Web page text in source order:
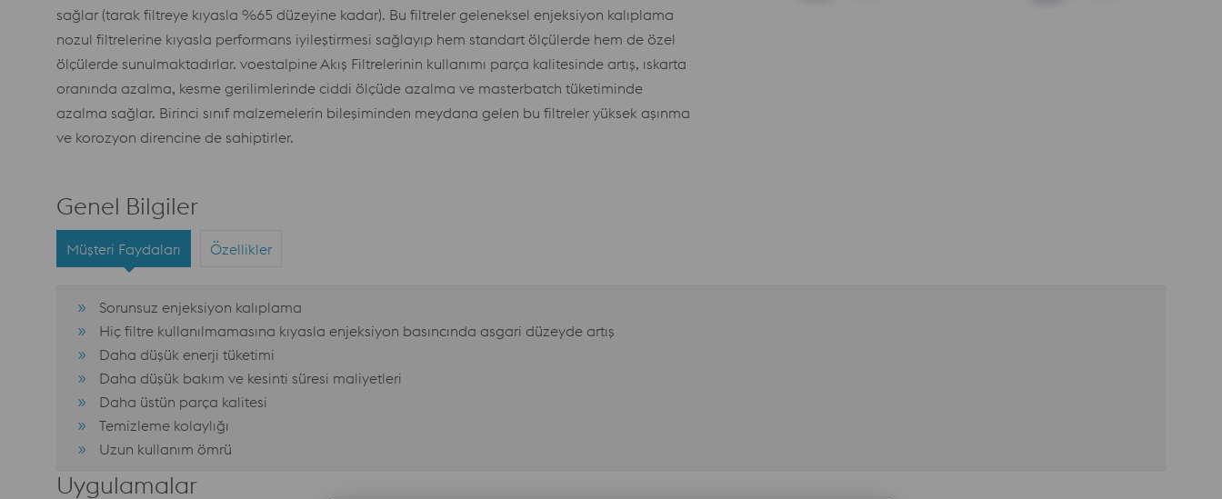
sağlar (tarak filtreye kıyasla %65 düzeyine kadar). Bu filtreler geleneksel enjeksiyon kalıplama
nozul filtrelerine kıyasla performans iyileştirmesi sağlayıp hem standart ölçülerde hem de özel
ölçülerde sunulmaktadırlar. voestalpine Akış Filtrelerinin kullanımı parça kalitesinde artış, ıskarta
oranında azalma, kesme gerilimlerinde ciddi ölçüde azalma ve masterbatch tüketiminde
azalma sağlar. Birinci sınıf malzemelerin bileşiminden meydana gelen bu filtreler yüksek aşınma
ve korozyon direncine de sahiptirler.
Genel Bilgiler
Müşteri Faydaları Özellikler
Sorunsuz enjeksiyon kalıplama
Hiç filtre kullanılmamasına kıyasla enjeksiyon basıncında asgari düzeyde artış
Daha düşük enerji tüketimi
Daha düşük bakım ve kesinti süresi maliyetleri
Daha üstün parça kalitesi
Temizleme kolaylığı
Uzun kullanım ömrü
Uygulamalar